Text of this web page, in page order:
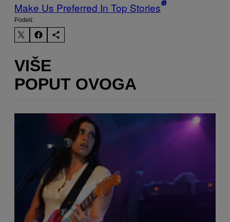
Make Us Preferred In Top Stories
Podeli:
VIŠE
POPUT OVOGA